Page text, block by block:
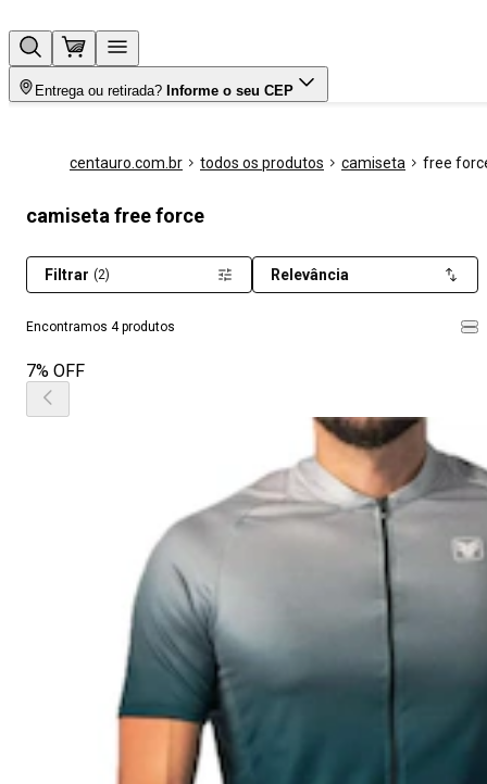
Entrega ou retirada? Informe o seu CEP
centauro.com.br todos os produtos camiseta free
camiseta free force
Encontramos 4 produtos
Filtrar (2) Relevância
7% OFF